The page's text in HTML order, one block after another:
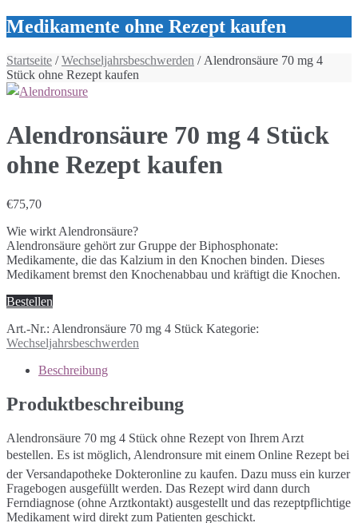
Medikamente ohne Rezept kaufen
Startseite /Wechseljahrsbeschwerden / Alendronsäure 70 mg 4
Stück ohne Rezept kaufen
Alendronsäure 70 mg 4 Stück
ohne Rezept kaufen
€75,70
Wie wirkt Alendronsäure?
Alendronsäure gehört zur Gruppe der Biphosphonate:
Medikamente, die das Kalzium in den Knochen binden. Dieses
Medikament bremst den Knochenabbau und kräftigt die Knochen.
Bestellen
Art.-Nr.: Alendronsäure 70 mg 4 Stück Kategorie:
Wechseljahrsbeschwerden
Beschreibung
Produktbeschreibung
Alendronsäure 70 mg 4 Stück ohne Rezept von Ihrem Arzt
bestellen. Es ist möglich, Alendronsure mit einem Online Rezept bei
der Versandapotheke Dokteronline zu kaufen. Dazu muss ein kurzer
Fragebogen ausgefüllt werden. Das Rezept wird dann durch
Ferndiagnose (ohne Arztkontakt) ausgestellt und das rezeptpflichtige
Medikament wird direkt zum Patienten geschickt.